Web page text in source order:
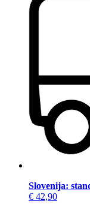
Slovenija:
€ 42,90